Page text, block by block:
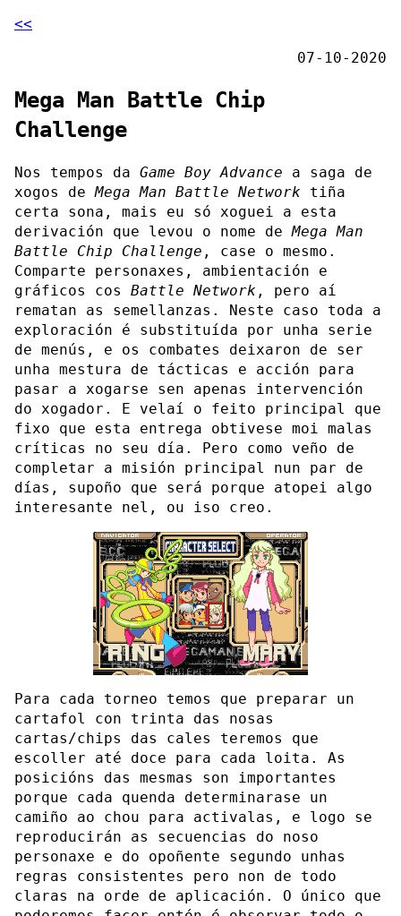
<<
07-10-2020
Mega Man Battle Chip
Challenge
Nos tempos da Game Boy Advance a saga de
xogos deMega Man Battle Network tiña
certa sona, mais eu só xoguei a esta
derivación que levou o nome deMega Man
Battle Chip Challenge , case o mesmo.
Comparte personaxes, ambientación e
gráficos cos Battle Network , pero aí
rematan as semellanzas. Neste caso toda a
exploración é substituída por unha serie
de menús, e os combates deixaron de ser
unha mestura de tácticas e acción para
pasar a xogarse sen apenas intervención
do xogador. E velaí o feito principal que
fixo que esta entrega obtivese moi malas
críticas no seu día. Pero como veño de
completar a misión principal nun par de
días, supoño que será porque atopei algo
interesante nel, ou iso creo.
Para cada torneo temos que preparar un
cartafol con trinta das nosas
cartas/chips das cales teremos que
escoller até doce para cada loita. As
posicións das mesmas son importantes
porque cada quenda determinarase un
camiño ao chou para activalas, e logo se
reproducirán as secuencias do noso
personaxe e do opoñente segundo unhas
regras consistentes pero non de todo
claras na orde de aplicación. O único que